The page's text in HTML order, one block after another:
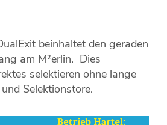
beinhaltet den geraden
am M²erlin. Dies
selektieren ohne lange
Selektionstore.